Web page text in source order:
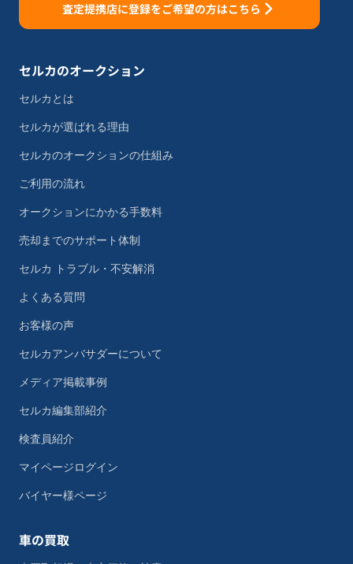
査定提携店に登録をご希望の方はこちら
セルカのオークション
セルカとは
セルカが選ばれる理由
セルカのオークションの仕組み
ご利用の流れ
オークションにかかる手数料
売却までのサポート体制
セルカ トラブル・不安解消
よくある質問
お客様の声
セルカアンバサダーについて
メディア掲載事例
セルカ編集部紹介
検査員紹介
マイページログイン
バイヤー様ページ
車の買取